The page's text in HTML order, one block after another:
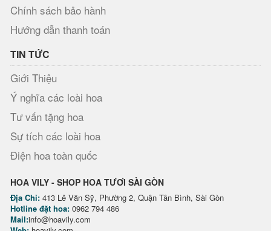
Chính sách bảo hành
Hướng dẫn thanh toán
TIN TỨC
Giới Thiệu
Ý nghĩa các loài hoa
Tư vấn tặng hoa
Sự tích các loài hoa
Điện hoa toàn quốc
HOA VILY - SHOP HOA TƯƠI SÀI GÒN
Địa Chỉ: 413 Lê Văn Sỹ, Phường 2, Quận Tân Bình, Sài Gòn
Hotline đặt hoa: 0962 794 486
Mail:info@hoavily.com